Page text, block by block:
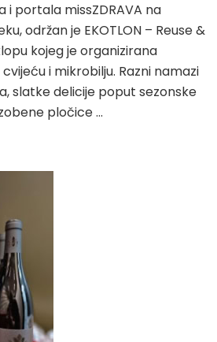
i portala missZDRAVA na
održan je EKOTLON – Reuse &
kojeg je organizirana
i mikrobilju. Razni namazi
slatke delicije poput sezonske
pločice …